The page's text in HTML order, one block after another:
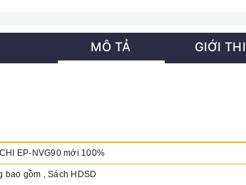
MÔ TẢ GIỚI
EP-NVG90 mới 100%
bao gồm , Sách HDSD